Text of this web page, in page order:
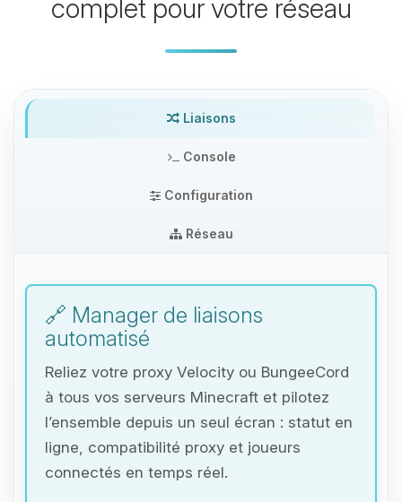
complet pour votre réseau
Liaisons
Console
Configuration
Réseau
🔗 Manager de liaisons
automatisé
Reliez votre proxy Velocity ou BungeeCord
à tous vos serveurs Minecraft et pilotez
l’ensemble depuis un seul écran : statut en
ligne, compatibilité proxy et joueurs
connectés en temps réel.
Youpi, enfin quelqu’un pour me